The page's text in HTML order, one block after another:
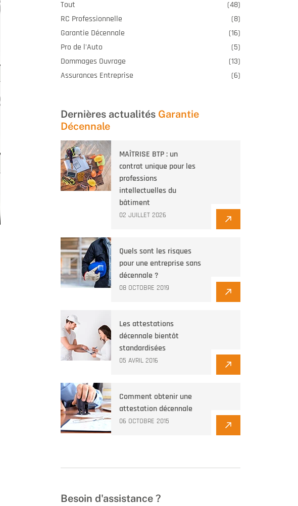
Tout
(48)
RC Professionnelle
(8)
Garantie Décennale
(16)
Pro de l'Auto
(5)
Dommages Ouvrage
(13)
Assurances Entreprise
(6)
Dernières actualités Garantie
Décennale
MAÎTRISE BTP : un
contrat unique pour les
professions
intellectuelles du
bâtiment
02 JUILLET 2026
Quels sont les risques
pour une entreprise sans
décennale ?
08 OCTOBRE 2019
Les attestations
décennale bientôt
standardisées
05 AVRIL 2016
Comment obtenir une
attestation décennale
06 OCTOBRE 2015
Besoin d'assistance ?